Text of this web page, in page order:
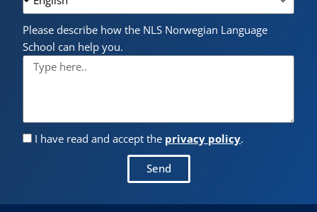
Please describe how the NLS Norwegian Language
School can help you.
I have read and accept the privacy policy.
Send